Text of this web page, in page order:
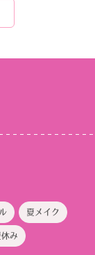
夏メイク
休み